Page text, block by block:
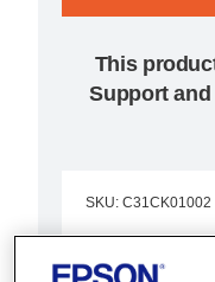
This
Support
SKU: C31CK01002
EU-